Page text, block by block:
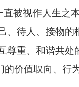
直被视作人生之
、待人、接物的
尊重、和谐共处
的价值取向、行